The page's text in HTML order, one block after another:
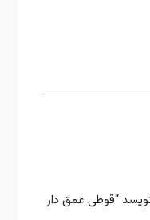
“قوطی عمق دار